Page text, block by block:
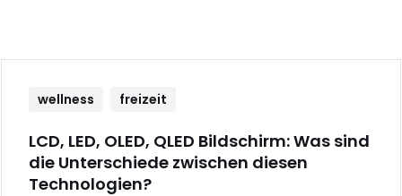
wellness freizeit
LCD, LED, OLED, QLED Bildschirm: Was sind
die Unterschiede zwischen diesen
Technologien?